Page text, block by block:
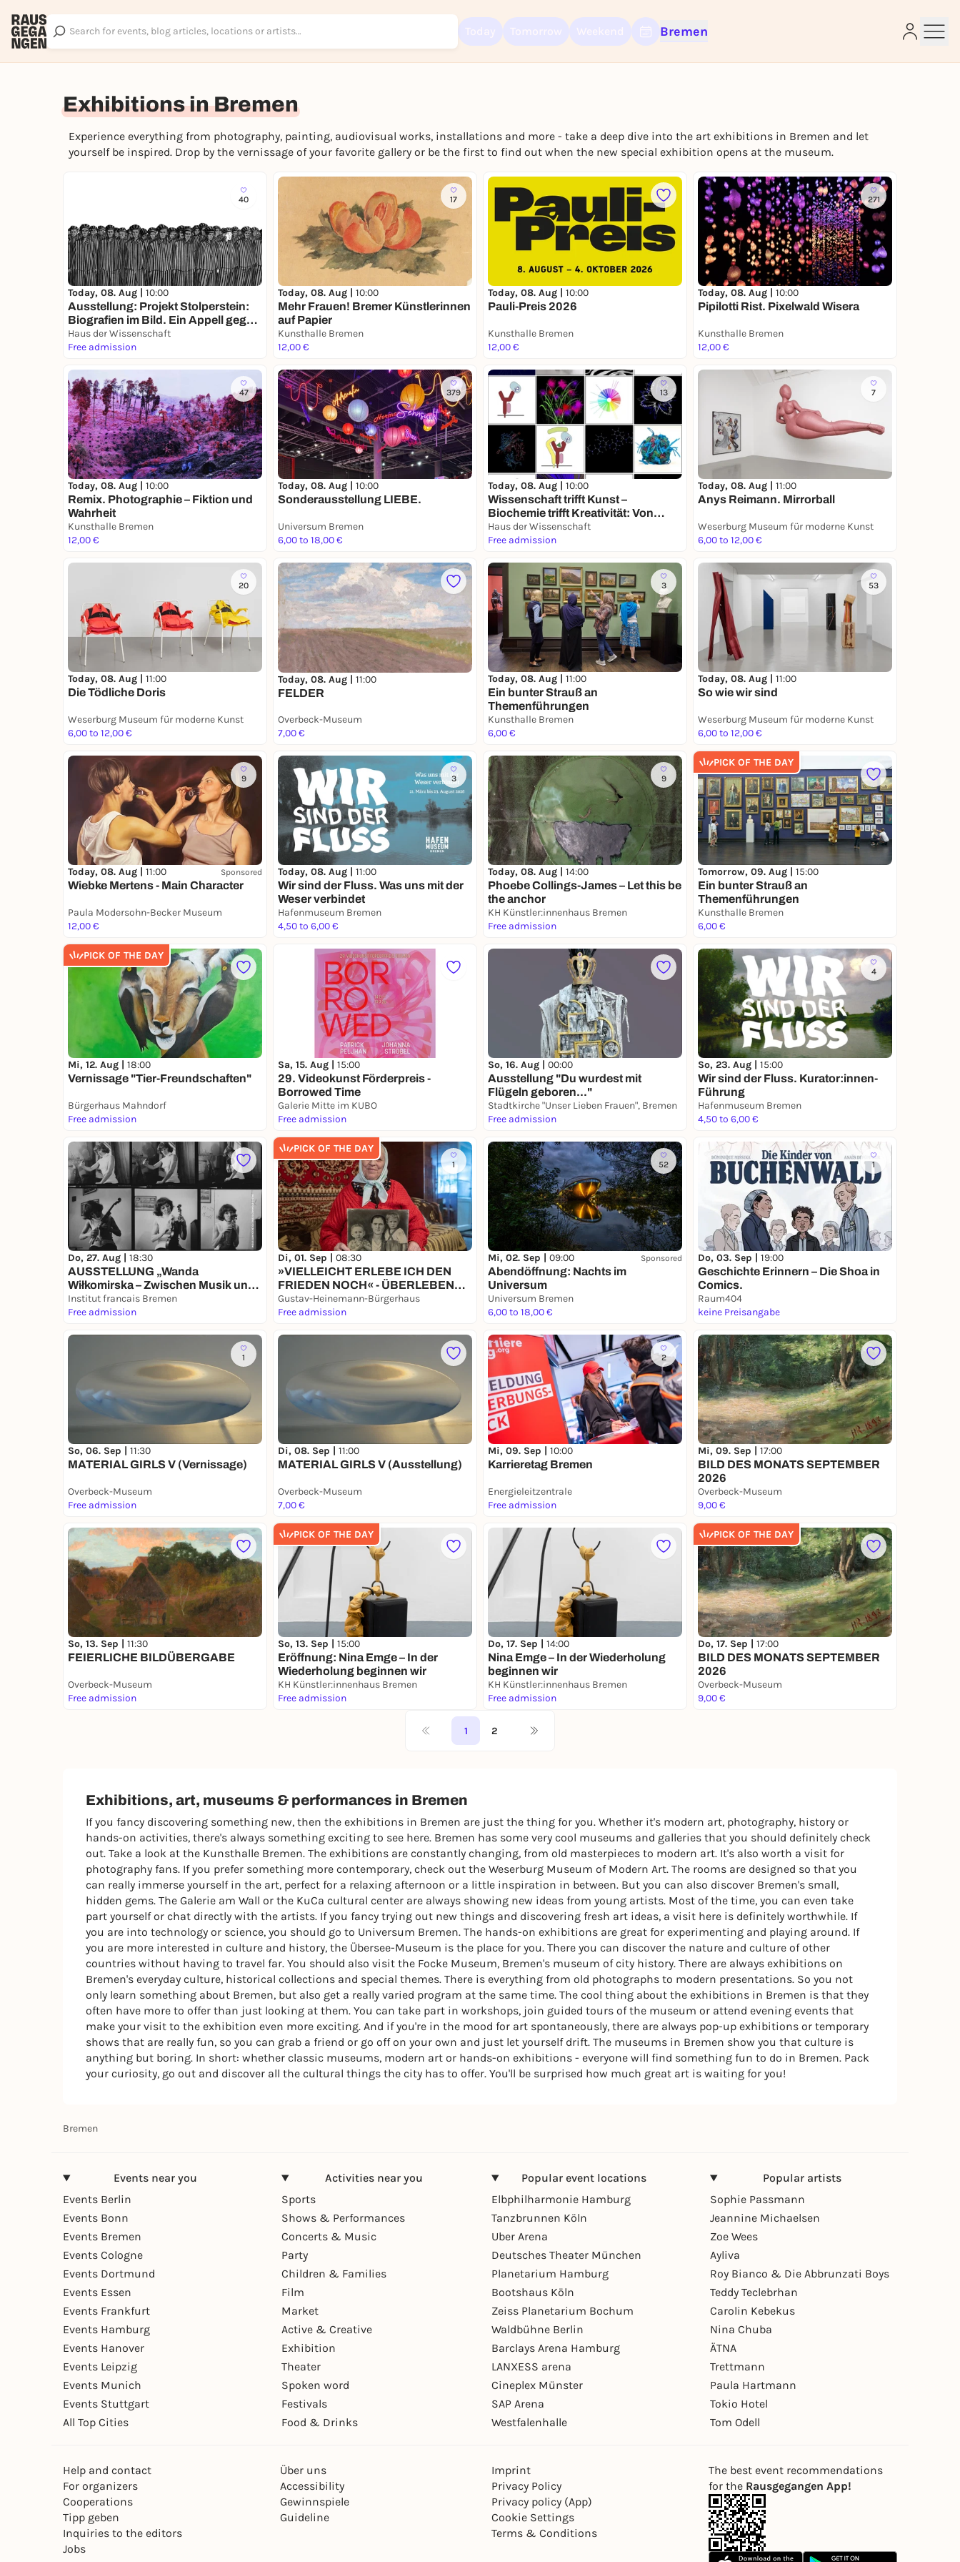
Bremen
Exhibitions in Bremen
Experience everything from photography, painting, audiovisual works, installations and more - take a deep dive into the art exhibitions in Bremen and let
yourself be inspired. Drop by the vernissage of your favorite gallery or be the first to find out when the new special exhibition opens at the museum.
40
Today, 08. Aug | 10:00
Ausstellung: Projekt Stolperstein:
Biografien im Bild. Ein Appell gegen
das Vergessen
Haus der Wissenschaft
Free admission
17
Today, 08. Aug | 10:00
Mehr Frauen! Bremer Künstlerinnen
auf Papier
Kunsthalle Bremen
12,00 €
Today, 08. Aug | 10:00
Pauli-Preis 2026
Kunsthalle Bremen
12,00 €
271
Today, 08. Aug | 10:00
Pipilotti Rist. Pixelwald Wisera
Kunsthalle Bremen
12,00 €
47
Today, 08. Aug | 10:00
Remix. Photographie – Fiktion und
Wahrheit
Kunsthalle Bremen
12,00 €
379
Today, 08. Aug | 10:00
Sonderausstellung LIEBE.
Universum Bremen
6,00 to 18,00 €
13
Today, 08. Aug | 10:00
Wissenschaft trifft Kunst –
Biochemie trifft Kreativität: Von
Zellen, Viren und Proteinen
Haus der Wissenschaft
Free admission
7
Today, 08. Aug | 11:00
Anys Reimann. Mirrorball
Weserburg Museum für moderne Kunst
6,00 to 12,00 €
20
Today, 08. Aug | 11:00
Die Tödliche Doris
Weserburg Museum für moderne Kunst
6,00 to 12,00 €
Today, 08. Aug | 11:00
FELDER
Overbeck-Museum
7,00 €
3
Today, 08. Aug | 11:00
Ein bunter Strauß an
Themenführungen
Kunsthalle Bremen
6,00 €
53
Today, 08. Aug | 11:00
So wie wir sind
Weserburg Museum für moderne Kunst
6,00 to 12,00 €
9
Today, 08. Aug | 11:00 Sponsored
Wiebke Mertens - Main Character
Paula Modersohn-Becker Museum
12,00 €
3
Today, 08. Aug | 11:00
Wir sind der Fluss. Was uns mit der
Weser verbindet
Hafenmuseum Bremen
4,50 to 6,00 €
9
Today, 08. Aug | 14:00
Phoebe Collings-James – Let this be
the anchor
KH Künstler:innenhaus Bremen
Free admission
PICK OF THE DAY
Tomorrow, 09. Aug | 15:00
Ein bunter Strauß an
Themenführungen
Kunsthalle Bremen
6,00 €
PICK OF THE DAY
Mi, 12. Aug | 18:00
Vernissage "Tier-Freundschaften"
Bürgerhaus Mahndorf
Free admission
Sa, 15. Aug | 15:00
29. Videokunst Förderpreis -
Borrowed Time
Galerie Mitte im KUBO
Free admission
So, 16. Aug | 00:00
Ausstellung "Du wurdest mit
Flügeln geboren..."
Stadtkirche "Unser Lieben Frauen", Bremen
Free admission
4
So, 23. Aug | 15:00
Wir sind der Fluss. Kurator:innen-
Führung
Hafenmuseum Bremen
4,50 to 6,00 €
Do, 27. Aug | 18:30
AUSSTELLUNG „Wanda
Wiłkomirska – Zwischen Musik und
Freiheit“
Institut francais Bremen
Free admission
PICK OF THE DAY
1
Di, 01. Sep | 08:30
»VIELLEICHT ERLEBE ICH DEN
FRIEDEN NOCH« - ÜBERLEBENDE
DER NS-VERFOLGUNG IN DER
UKRAINE
Gustav-Heinemann-Bürgerhaus
Free admission
52
Mi, 02. Sep | 09:00 Sponsored
Abendöffnung: Nachts im
Universum
Universum Bremen
6,00 to 18,00 €
1
Do, 03. Sep | 19:00
Geschichte Erinnern – Die Shoa in
Comics.
Raum404
keine Preisangabe
1
So, 06. Sep | 11:30
MATERIAL GIRLS V (Vernissage)
Overbeck-Museum
Free admission
Di, 08. Sep | 11:00
MATERIAL GIRLS V (Ausstellung)
Overbeck-Museum
7,00 €
2
Mi, 09. Sep | 10:00
Karrieretag Bremen
Energieleitzentrale
Free admission
Mi, 09. Sep | 17:00
BILD DES MONATS SEPTEMBER
2026
Overbeck-Museum
9,00 €
So, 13. Sep | 11:30
FEIERLICHE BILDÜBERGABE
Overbeck-Museum
Free admission
PICK OF THE DAY
So, 13. Sep | 15:00
Eröffnung: Nina Emge – In der
Wiederholung beginnen wir
KH Künstler:innenhaus Bremen
Free admission
Do, 17. Sep | 14:00
Nina Emge – In der Wiederholung
beginnen wir
KH Künstler:innenhaus Bremen
Free admission
PICK OF THE DAY
Do, 17. Sep | 17:00
BILD DES MONATS SEPTEMBER
2026
Overbeck-Museum
9,00 €
1 2
Exhibitions, art, museums & performances in Bremen
If you fancy discovering something new, then the exhibitions in Bremen are just the thing for you. Whether it's modern art, photography, history or
hands-on activities, there's always something exciting to see here. Bremen has some very cool museums and galleries that you should definitely check
out. Take a look at the Kunsthalle Bremen. The exhibitions are constantly changing, from old masterpieces to modern art. It's also worth a visit for
photography fans. If you prefer something more contemporary, check out the Weserburg Museum of Modern Art. The rooms are designed so that you
can really immerse yourself in the art, perfect for a relaxing afternoon or a little inspiration in between. But you can also discover Bremen's small,
hidden gems. The Galerie am Wall or the KuCa cultural center are always showing new ideas from young artists. Most of the time, you can even take
part yourself or chat directly with the artists. If you fancy trying out new things and discovering fresh art ideas, a visit here is definitely worthwhile. If
you are into technology or science, you should go to Universum Bremen. The hands-on exhibitions are great for experimenting and playing around. If
you are more interested in culture and history, the Übersee-Museum is the place for you. There you can discover the nature and culture of other
countries without having to travel far. You should also visit the Focke Museum, Bremen's museum of city history. There are always exhibitions on
Bremen's everyday culture, historical collections and special themes. There is everything from old photographs to modern presentations. So you not
only learn something about Bremen, but also get a really varied program at the same time. The cool thing about the exhibitions in Bremen is that they
often have more to offer than just looking at them. You can take part in workshops, join guided tours of the museum or attend evening events that
make your visit to the exhibition even more exciting. And if you're in the mood for art spontaneously, there are always pop-up exhibitions or temporary
shows that are really fun, so you can grab a friend or go off on your own and just let yourself drift. The museums in Bremen show you that culture is
anything but boring. In short: whether classic museums, modern art or hands-on exhibitions - everyone will find something fun to do in Bremen. Pack
your curiosity, go out and discover all the cultural things the city has to offer. You'll be surprised how much great art is waiting for you!
Bremen
Events near you
Events Berlin
Events Bonn
Events Bremen
Events Cologne
Events Dortmund
Events Essen
Events Frankfurt
Events Hamburg
Events Hanover
Events Leipzig
Events Munich
Events Stuttgart
All Top Cities
Activities near you
Sports
Shows & Performances
Concerts & Music
Party
Children & Families
Film
Market
Active & Creative
Exhibition
Theater
Spoken word
Festivals
Food & Drinks
Popular event locations
Elbphilharmonie Hamburg
Tanzbrunnen Köln
Uber Arena
Deutsches Theater München
Planetarium Hamburg
Bootshaus Köln
Zeiss Planetarium Bochum
Waldbühne Berlin
Barclays Arena Hamburg
LANXESS arena
Cineplex Münster
SAP Arena
Westfalenhalle
Popular artists
Sophie Passmann
Jeannine Michaelsen
Zoe Wees
Ayliva
Roy Bianco & Die Abbrunzati Boys
Teddy Teclebrhan
Carolin Kebekus
Nina Chuba
ÄTNA
Trettmann
Paula Hartmann
Tokio Hotel
Tom Odell
Help and contact
For organizers
Cooperations
Tipp geben
Inquiries to the editors
Jobs
Über uns
Accessibility
Gewinnspiele
Guideline
Imprint
Privacy Policy
Privacy policy (App)
Cookie Settings
Terms & Conditions
The best event recommendations
for the Rausgegangen App!
Sign up for free and get started right away
To like events, follow pages, or participate in lotteries, you need a free
REGISTER FOR FREE NOW
You already have an account?Log in now